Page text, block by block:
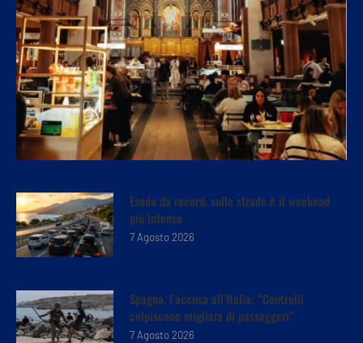
Esodo da record, sulle strade è il weekend
più intenso
7 Agosto 2026
Spagna, l’accusa all’Italia: “Controlli
colpiscono migliaia di passeggeri”
7 Agosto 2026